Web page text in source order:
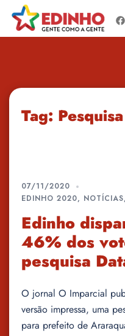
para
o
Tag: Pesquisa
07/11/2020
EDINHO 2020, NOTÍCIAS,
Edinho
46% dos
pesquisa
O jornal O Imparcial
versão impressa, uma
para prefeito de